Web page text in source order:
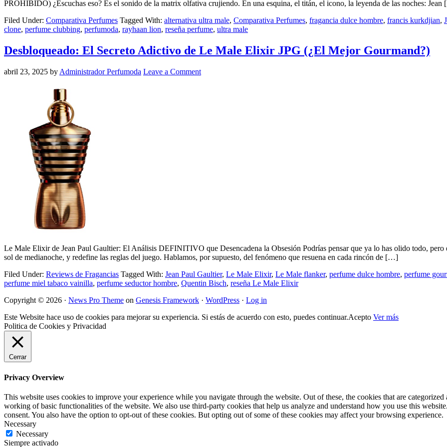
PROHIBIDO) ¿Escuchas eso? Es el sonido de la matrix olfativa crujiendo. En una esquina, el titán, el icono, la leyenda de las noches:
Filed Under: Comparativa Perfumes Tagged With: alternativa ultra male, Comparativa Perfumes, fragancia dulce hombre, francis kurkdjian,
clone, perfume clubbing, perfumoda, rayhaan lion, reseña perfume, ultra male
Desbloqueado: El Secreto Adictivo de Le Male Elixir JPG (¿El Mejor Gourmand?)
abril 23, 2025 by Administrador Perfumoda Leave a Comment
Le Male Elixir de Jean Paul Gaultier: El Análisis DEFINITIVO que Desencadena la Obsesión Podrías pensar que ya lo has olido todo,
sol de medianoche, y redefine las reglas del juego. Hablamos, por supuesto, del fenómeno que resuena en cada rincón de […]
Filed Under: Reviews de Fragancias Tagged With: Jean Paul Gaultier, Le Male Elixir, Le Male flanker, perfume dulce hombre, perfume
perfume miel tabaco vainilla, perfume seductor hombre, Quentin Bisch, reseña Le Male Elixir
Copyright © 2026 · News Pro Theme on Genesis Framework · WordPress · Log in
Este Website hace uso de cookies para mejorar su experiencia. Si estás de acuerdo con esto, puedes continuar.Acepto Ver más
Politica de Cookies y Privacidad
Cerrar
Privacy Overview
This website uses cookies to improve your experience while you navigate through the website. Out of these, the cookies that are categorized
working of basic functionalities of the website. We also use third-party cookies that help us analyze and understand how you use this
consent. You also have the option to opt-out of these cookies. But opting out of some of these cookies may affect your browsing experience.
Necessary
Necessary
Siempre activado